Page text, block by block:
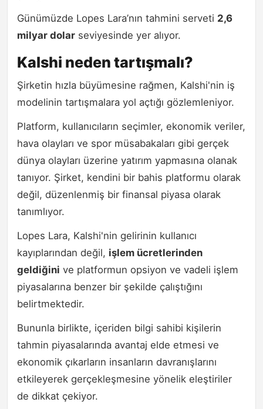
Günümüzde Lopes Lara’nın tahmini serveti 2,6
milyar dolar seviyesinde yer alıyor.
Kalshi neden tartışmalı?
Şirketin hızla büyümesine rağmen, Kalshi'nin iş
modelinin tartışmalara yol açtığı gözlemleniyor.
Platform, kullanıcıların seçimler, ekonomik veriler,
hava olayları ve spor müsabakaları gibi gerçek
dünya olayları üzerine yatırım yapmasına olanak
tanıyor. Şirket, kendini bir bahis platformu olarak
değil, düzenlenmiş bir finansal piyasa olarak
tanımlıyor.
Lopes Lara, Kalshi'nin gelirinin kullanıcı
kayıplarından değil, işlem ücretlerinden
geldiğini ve platformun opsiyon ve vadeli işlem
piyasalarına benzer bir şekilde çalıştığını
belirtmektedir.
Bununla birlikte, içeriden bilgi sahibi kişilerin
tahmin piyasalarında avantaj elde etmesi ve
ekonomik çıkarların insanların davranışlarını
etkileyerek gerçekleşmesine yönelik eleştiriler
de dikkat çekiyor.